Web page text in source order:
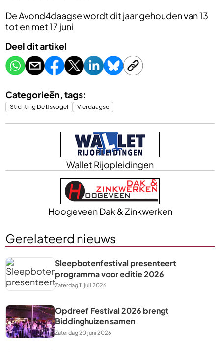
De Avond4daagse wordt dit jaar gehouden van 13
tot en met 17 juni
Deel dit artikel
Categorieën, tags:
Stichting De IJsvogel Vierdaagse
Wallet Rijopleidingen
Hoogeveen Dak & Zinkwerken
Gerelateerd nieuws
Sleepbotenfestival presenteert
programma voor editie 2026
Zaterdag 11 juli 2026
Opdreef Festival 2026 brengt
Biddinghuizen samen
Zaterdag 20 juni 2026